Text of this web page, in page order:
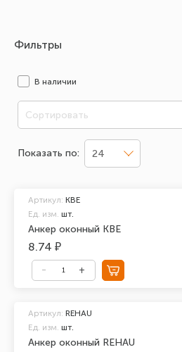
Фильтры
В наличии
Сортировать
Показать по: 24
Анкер оконный KBE
Артикул: KBE
Ед. изм. шт.
8.74 ₽
Анкер оконный REHAU
Артикул: REHAU
Ед. изм. шт.